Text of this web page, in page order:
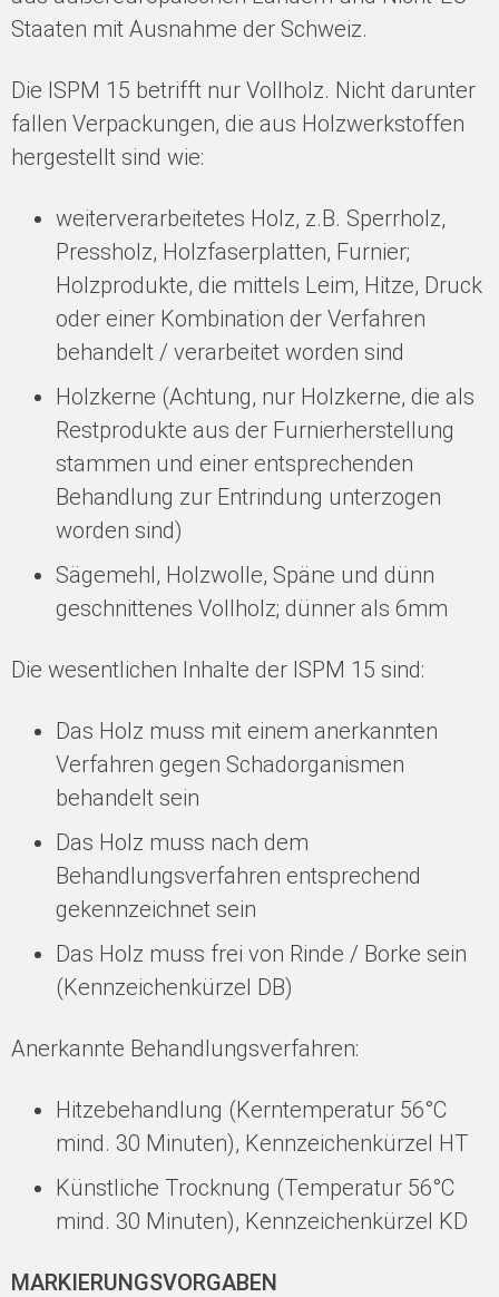
Staaten mit Ausnahme der Schweiz.
Die ISPM 15 betrifft nur Vollholz. Nicht darunter
fallen Verpackungen, die aus Holzwerkstoffen
hergestellt sind wie:
weiterverarbeitetes Holz, z.B. Sperrholz,
Pressholz, Holzfaserplatten, Furnier;
Holzprodukte, die mittels Leim, Hitze, Druck
oder einer Kombination der Verfahren
behandelt / verarbeitet worden sind
Holzkerne (Achtung, nur Holzkerne, die als
Restprodukte aus der Furnierherstellung
stammen und einer entsprechenden
Behandlung zur Entrindung unterzogen
worden sind)
Sägemehl, Holzwolle, Späne und dünn
geschnittenes Vollholz; dünner als 6mm
Die wesentlichen Inhalte der ISPM 15 sind:
Das Holz muss mit einem anerkannten
Verfahren gegen Schadorganismen
behandelt sein
Das Holz muss nach dem
Behandlungsverfahren entsprechend
gekennzeichnet sein
Das Holz muss frei von Rinde / Borke sein
(Kennzeichenkürzel DB)
Anerkannte Behandlungsverfahren:
Hitzebehandlung (Kerntemperatur 56°C
mind. 30 Minuten), Kennzeichenkürzel HT
Künstliche Trocknung (Temperatur 56°C
mind. 30 Minuten), Kennzeichenkürzel KD
MARKIERUNGSVORGABEN